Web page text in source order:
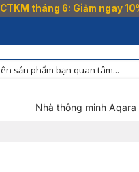
CTKM tháng 6: Giảm ngay
Nhà thông minh Aqara